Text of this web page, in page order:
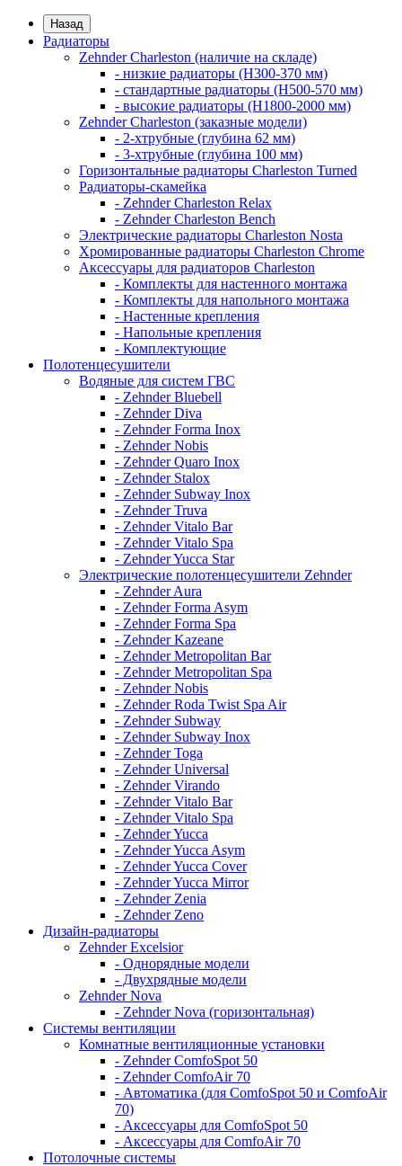
Назад
Радиаторы
Zehnder Charleston (наличие на складе)
- низкие радиаторы (H300-370 мм)
- стандартные радиаторы (H500-570 мм)
- высокие радиаторы (H1800-2000 мм)
Zehnder Charleston (заказные модели)
- 2-хтрубные (глубина 62 мм)
- 3-хтрубные (глубина 100 мм)
Горизонтальные радиаторы Charleston Turned
Радиаторы-скамейка
- Zehnder Charleston Relax
- Zehnder Charleston Bench
Электрические радиаторы Charleston Nosta
Хромированные радиаторы Charleston Chrome
Аксессуары для радиаторов Charleston
- Комплекты для настенного монтажа
- Комплекты для напольного монтажа
- Настенные крепления
- Напольные крепления
- Комплектующие
Полотенцесушители
Водяные для систем ГВС
- Zehnder Bluebell
- Zehnder Diva
- Zehnder Forma Inox
- Zehnder Nobis
- Zehnder Quaro Inox
- Zehnder Stalox
- Zehnder Subway Inox
- Zehnder Truva
- Zehnder Vitalo Bar
- Zehnder Vitalo Spa
- Zehnder Yucca Star
Электрические полотенцесушители Zehnder
- Zehnder Aura
- Zehnder Forma Asym
- Zehnder Forma Spa
- Zehnder Kazeane
- Zehnder Metropolitan Bar
- Zehnder Metropolitan Spa
- Zehnder Nobis
- Zehnder Roda Twist Spa Air
- Zehnder Subway
- Zehnder Subway Inox
- Zehnder Toga
- Zehnder Universal
- Zehnder Virando
- Zehnder Vitalo Bar
- Zehnder Vitalo Spa
- Zehnder Yucca
- Zehnder Yucca Asym
- Zehnder Yucca Cover
- Zehnder Yucca Mirror
- Zehnder Zenia
- Zehnder Zeno
Дизайн-радиаторы
Zehnder Excelsior
- Однорядные модели
- Двухрядные модели
Zehnder Nova
- Zehnder Nova (горизонтальная)
Системы вентиляции
Комнатные вентиляционные установки
- Zehnder ComfoSpot 50
- Zehnder ComfoAir 70
- Автоматика (для ComfoSpot 50 и ComfoAir
70)
- Аксессуары для ComfoSpot 50
- Аксессуары для ComfoAir 70
Потолочные системы